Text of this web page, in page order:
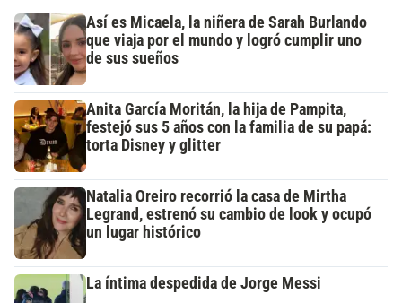
Así es Micaela, la niñera de Sarah Burlando
que viaja por el mundo y logró cumplir uno
de sus sueños
Anita García Moritán, la hija de Pampita,
festejó sus 5 años con la familia de su papá:
torta Disney y glitter
Natalia Oreiro recorrió la casa de Mirtha
Legrand, estrenó su cambio de look y ocupó
un lugar histórico
La íntima despedida de Jorge Messi